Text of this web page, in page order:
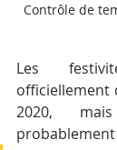
Contrôle de
Les
officiellement
2020,
probablement